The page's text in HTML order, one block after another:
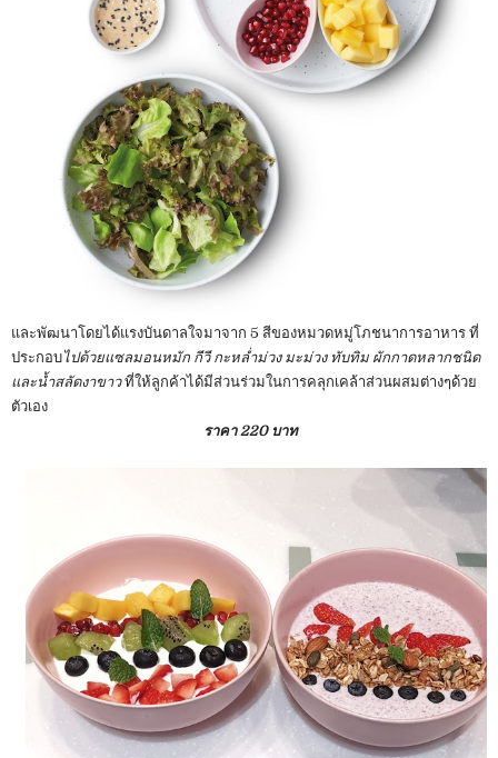
และพัฒนาโดยได้แรงบันดาลใจมาจาก 5 สีของหมวดหมู่โภชนาการอาหาร ที่
ประกอบไปด้วยแซลมอนหมัก กีวี กะหล่ำม่วง มะม่วง ทับทิม ผักกาดหลากชนิด
และน้ำสลัดงาขาวที่ให้ลูกค้าได้มีส่วนร่วมในการคลุกเคล้าส่วนผสมต่างๆด้วย
ตัวเอง
ราคา 220 บาท